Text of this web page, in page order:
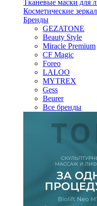
Тканевые маски для
Косметические
Бренды
GEZATONE
Beauty Style
Miracle Premium
CF Magic
Foreo
LALOO
MYTREX
Gess
Beurer
Все бренды